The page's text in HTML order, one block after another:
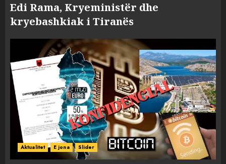
Edi Rama, Kryeministër dhe
kryebashkiak i Tiranës
Aktualitet E jona Slider